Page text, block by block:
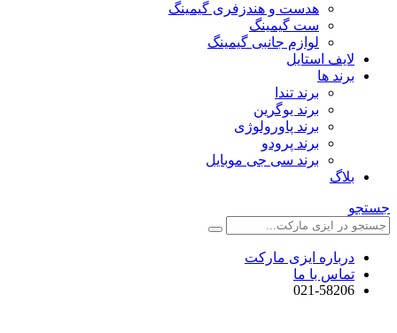
هدست و هندزفری گیمینگ
ست گیمینگ
لوازم جانبی گیمینگ
لایف استایل
برند ها
برند تندا
برند یوگرین
برند پاورولوژی
برند پرودو
برند سی جی موبایل
بلاگ
جستجو
درباره ایزی مارکت
تماس با ما
021-58206